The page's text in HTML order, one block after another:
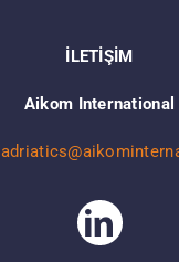
İLETİŞİM
Aikom International